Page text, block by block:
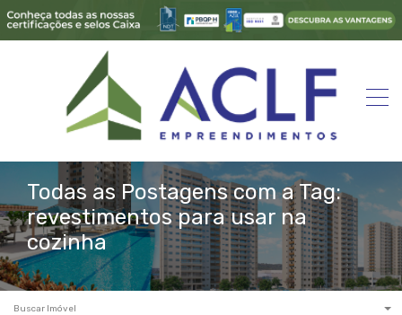
Todas as Postagens com a Tag:
revestimentos para usar na
cozinha
Buscar Imóvel